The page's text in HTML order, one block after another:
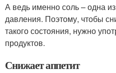
А ведь именно соль – одна
давления. Поэтому, чтобы
такого состояния, нужно
продуктов.
Снижает аппетит